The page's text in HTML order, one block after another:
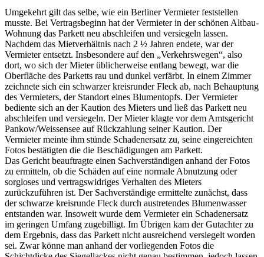
Umgekehrt gilt das selbe, wie ein Berliner Vermieter feststellen
musste. Bei Vertragsbeginn hat der Vermieter in der schönen Altbau-
Wohnung das Parkett neu abschleifen und versiegeln lassen.
Nachdem das Mietverhältnis nach 2 ½ Jahren endete, war der
Vermieter entsetzt. Insbesondere auf den „Verkehrswegen“, also
dort, wo sich der Mieter üblicherweise entlang bewegt, war die
Oberfläche des Parketts rau und dunkel verfärbt. In einem Zimmer
zeichnete sich ein schwarzer kreisrunder Fleck ab, nach Behauptung
des Vermieters, der Standort eines Blumentopfs. Der Vermieter
bediente sich an der Kaution des Mieters und ließ das Parkett neu
abschleifen und versiegeln. Der Mieter klagte vor dem Amtsgericht
Pankow/Weissensee auf Rückzahlung seiner Kaution. Der
Vermieter meinte ihm stünde Schadenersatz zu, seine eingereichten
Fotos bestätigten die die Beschädigungen am Parkett.
Das Gericht beauftragte einen Sachverständigen anhand der Fotos
zu ermitteln, ob die Schäden auf eine normale Abnutzung oder
sorgloses und vertragswidriges Verhalten des Mieters
zurückzuführen ist. Der Sachverständige ermittelte zunächst, dass
der schwarze kreisrunde Fleck durch austretendes Blumenwasser
entstanden war. Insoweit wurde dem Vermieter ein Schadenersatz
im geringen Umfang zugebilligt. Im Übrigen kam der Gutachter zu
dem Ergebnis, dass das Parkett nicht ausreichend versiegelt worden
sei. Zwar könne man anhand der vorliegenden Fotos die